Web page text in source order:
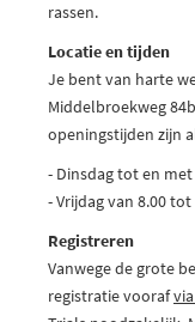
rassen.
Locatie en tijden
Je bent van harte
Middelbroekweg
openingstijden zijn
- Dinsdag tot en
- Vrijdag van 8.00 tot
Registreren
Vanwege de grote
registratie vooraf